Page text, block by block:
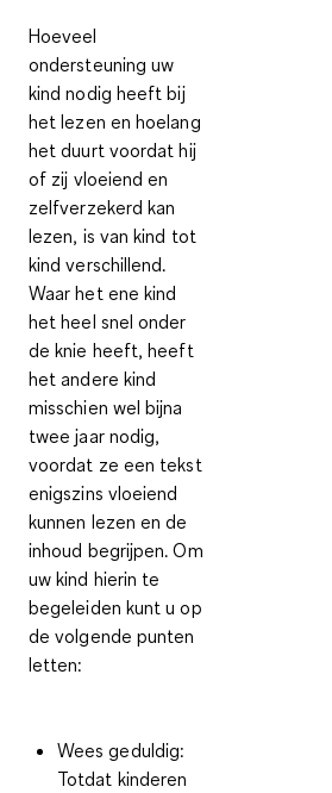
Hoeveel
ondersteuning uw
kind nodig heeft bij
het lezen en hoelang
het duurt voordat hij
of zij vloeiend en
zelfverzekerd kan
lezen, is van kind tot
kind verschillend.
Waar het ene kind
het heel snel onder
de knie heeft, heeft
het andere kind
misschien wel bijna
twee jaar nodig,
voordat ze een tekst
enigszins vloeiend
kunnen lezen en de
inhoud begrijpen. Om
uw kind hierin te
begeleiden kunt u op
de volgende punten
letten:
Wees geduldig:
Totdat kinderen